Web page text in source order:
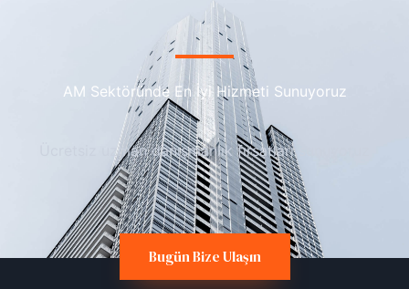
AM Sektöründe En İyi Hizmeti Sunuyoruz
Ücretsiz uzman danışmanlık fırsatları sunuyoruz
Bugün Bize Ulaşın